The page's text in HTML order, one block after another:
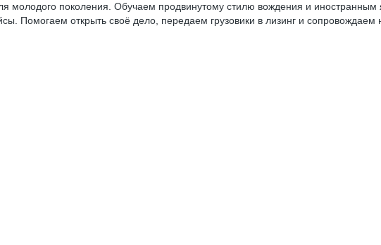
молодого поколения. Обучаем продвинутому стилю вождения и
Помогаем открыть своё дело, передаем грузовики в лизинг и сопровождаем